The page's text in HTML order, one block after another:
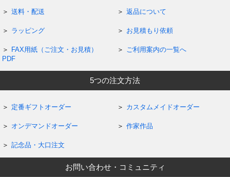
送料・配送 返品について
ラッピング お見積もり依頼
FAX用紙（ご注文・お見積）
PDF
ご利用案内の一覧へ
5つの注文方法
定番ギフトオーダー カスタムメイドオーダー
オンデマンドオーダー 作家作品
記念品・大口注文
お問い合わせ・コミュニティ